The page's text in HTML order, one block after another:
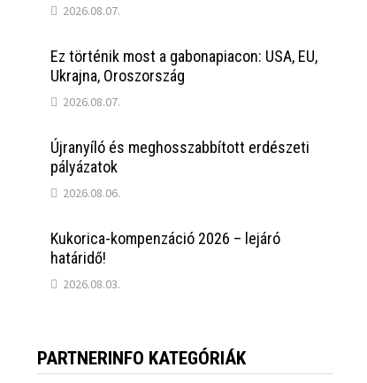
2026.08.07.
Ez történik most a gabonapiacon: USA, EU,
Ukrajna, Oroszország
2026.08.07.
Újranyíló és meghosszabbított erdészeti
pályázatok
2026.08.06.
Kukorica-kompenzáció 2026 – lejáró
határidő!
2026.08.03.
PARTNERINFO KATEGÓRIÁK